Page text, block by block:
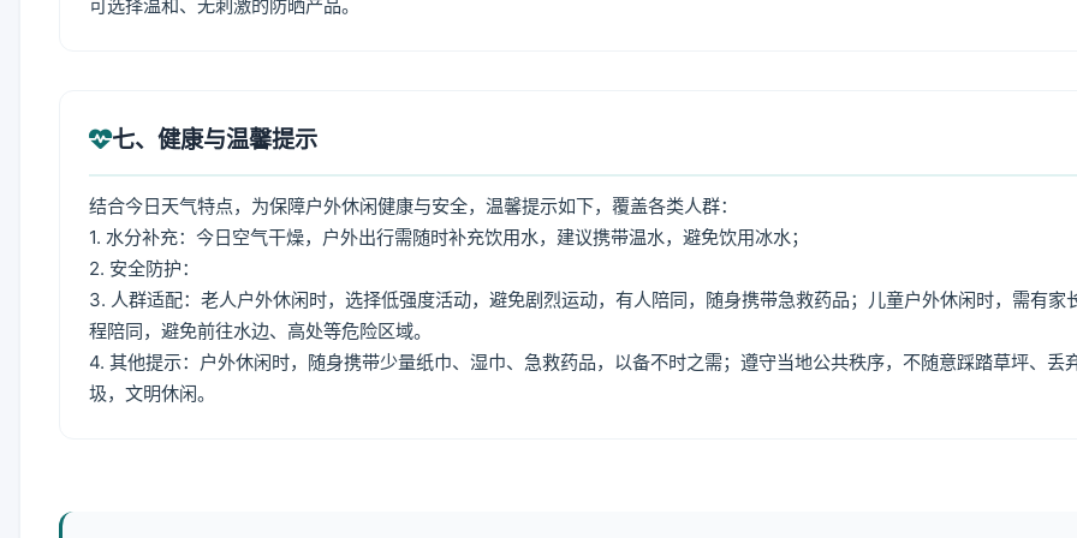
可选择温和、无刺激的防晒产品。
七、健康与温馨提示
结合今日天气特点，为保障户外休闲健康与安全，温馨提示如下，覆盖各类人群：
1. 水分补充：今日空气干燥，户外出行需随时补充饮用水，建议携带温水，避免饮用冰水；
2. 安全防护：
3. 人群适配：老人户外休闲时，选择低强度活动，避免剧烈运动，有人陪同，随身携带急救药品；儿童户外休闲时，需有家
程陪同，避免前往水边、高处等危险区域。
4. 其他提示：户外休闲时，随身携带少量纸巾、湿巾、急救药品，以备不时之需；遵守当地公共秩序，不随意踩踏草坪、丢
圾，文明休闲。